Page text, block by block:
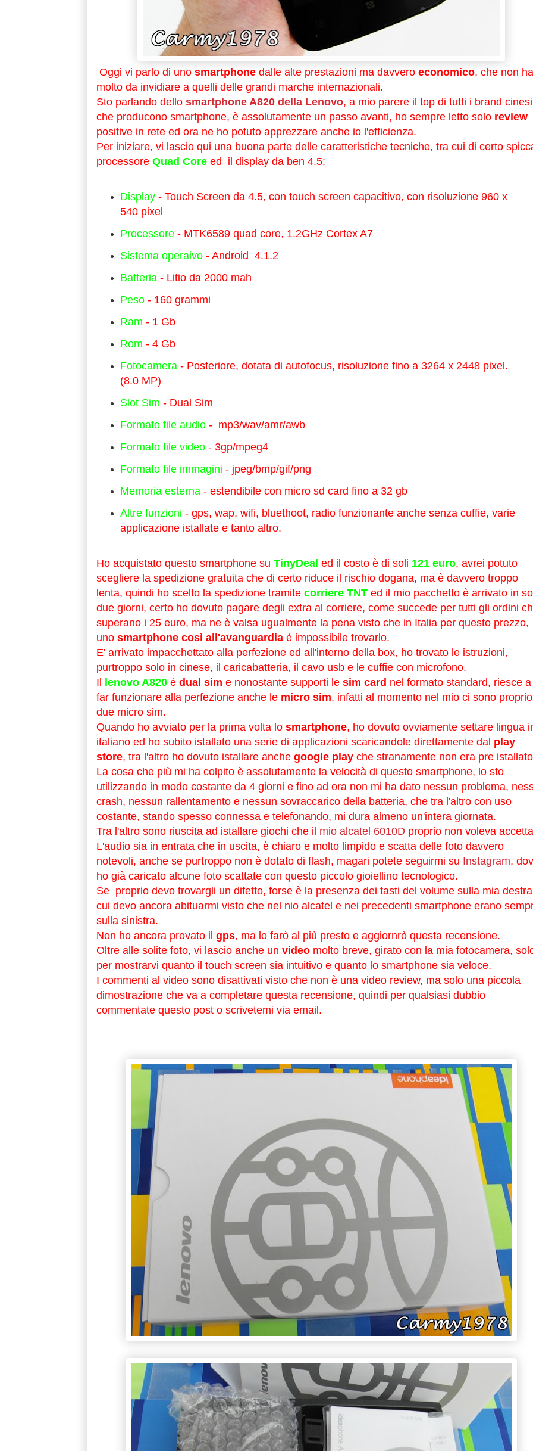
Oggi vi parlo di uno smartphonedalle alte prestazioni ma davvero economico, che non ha
molto da invidiare a quelli delle grandi marche internazionali.
Sto parlando dello smartphone A820 della Lenovo, a mio parere il top di tutti i brand cinesi
che producono smartphone, è assolutamente un passo avanti, ho sempre letto soloreview
positive in rete ed ora ne ho potuto apprezzare anche io l'efficienza.
Per iniziare, vi lascio qui una buona parte delle caratteristiche tecniche, tra cui di certo
processore Quad Coreed il display da ben 4.5:
Display- Touch Screen da 4.5, con touch screen capacitivo, con risoluzione 960 x
540 pixel
Processore- MTK6589 quad core, 1.2GHz Cortex A7
Sistema operaivo- Android 4.1.2
Batteria- Litio da 2000 mah
Peso- 160 grammi
Ram - 1 Gb
Rom - 4 Gb
Fotocamera- Posteriore, dotata di autofocus, risoluzione fino a 3264 x 2448 pixel.
(8.0 MP)
Slot Sim - Dual Sim
Formato file audio- mp3/wav/amr/awb
Formato file video- 3gp/mpeg4
Formato file immagini - jpeg/bmp/gif/png
Memoria esterna - estendibile con micro sd card fino a 32 gb
Altre funzioni - gps, wap, wifi, bluethoot, radio funzionante anche senza cuffie, varie
applicazione istallate e tanto altro.
Ho acquistato questo smartphone su TinyDeal ed il costo è di soli 121 euro, avrei potuto
scegliere la spedizione gratuita che di certo riduce il rischio dogana, ma è davvero troppo
lenta, quindi ho scelto la spedizione tramite corriere TNTed il mio pacchetto è arrivato in
due giorni, certo ho dovuto pagare degli extra al corriere, come succede per tutti gli ordini
superano i 25 euro, ma ne è valsa ugualmente la pena visto che in Italia per questo prezzo,
uno smartphone così all'avanguardia è impossibile trovarlo.
E' arrivato impacchettato alla perfezione ed all'interno della box, ho trovato le istruzioni,
purtroppo solo in cinese, il caricabatteria, il cavo usb e le cuffie con microfono.
Il
lenovo A820 èdual sim e nonostante supporti lesim card nel formato standard, riesce a
far funzionare alla perfezione anche le micro sim, infatti al momento nel mio ci sono proprio
due micro sim.
Quando ho avviato per la prima volta lo smartphone, ho dovuto ovviamente settare lingua
italiano ed ho subito istallato una serie di applicazioni scaricandole direttamente dal play
store, tra l'altro ho dovuto istallare anche google play che stranamente non era pre
La cosa che più mi ha colpito è assolutamente la velocità di questo smartphone, lo sto
utilizzando in modo costante da 4 giorni e fino ad ora non mi ha dato nessun problema,
crash, nessun rallentamento e nessun sovraccarico della batteria, che tra l'altro con uso
costante, stando spesso connessa e telefonando, mi dura almeno un'intera giornata.
Tra l'altro sono riuscita ad istallare giochi che il mio alcatel 6010D proprio non voleva
L'audio sia in entrata che in uscita, è chiaro e molto limpido e scatta delle foto davvero
notevoli, anche se purtroppo non è dotato di flash, magari potete seguirmi su Instagram,
ho già caricato alcune foto scattate con questo piccolo gioiellino tecnologico.
Se proprio devo trovargli un difetto, forse è la presenza dei tasti del volume sulla mia
cui devo ancora abituarmi visto che nel nio alcatel e nei precedenti smartphone erano
sulla sinistra.
Non ho ancora provato il gps, ma lo farò al più presto e aggiornrò questa recensione.
Oltre alle solite foto, vi lascio anche un videomolto breve, girato con la mia fotocamera,
per mostrarvi quanto il touch screen sia intuitivo e quanto lo smartphone sia veloce.
I commenti al video sono disattivati visto che non è una video review, ma solo una piccola
dimostrazione che va a completare questa recensione, quindi per qualsiasi dubbio
commentate questo post o scrivetemi via email.